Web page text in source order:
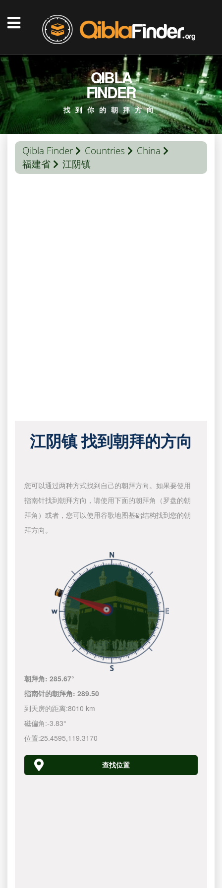
QIBLA
FINDER
找到你的朝拜方向
Qibla Finder Countries
China
福建省
江阴镇
江阴镇 找到朝拜的方向
您可以通过两种方式找到自己的朝拜方向。如果要使用
指南针找到朝拜方向，请使用下面的朝拜角（罗盘的朝
拜角）或者，您可以使用谷歌地图基础结构找到您的朝
拜方向。
朝拜角:285.67°
指南针的朝拜角:289.50
到天房的距离:8010 km
磁偏角:-3.83°
位置:25.4595,119.3170
查找位置